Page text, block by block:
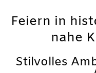
Feiern in
nahe
Stilvolles